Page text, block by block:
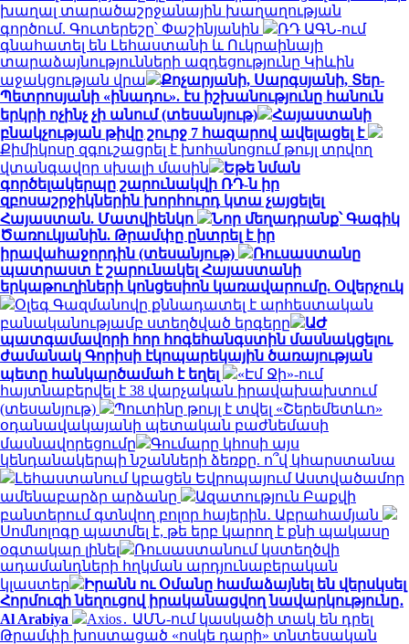
խաղալ տարածաշրջանային խաղաղության
գործում. Գուտերեշը՝ Փաշինյանին
ՌԴ ԱԳՆ-ում
գնահատել են Լեհաստանի և Ուկրաինայի
տարաձայնությունների ազդեցությունը Կիևին
աջակցության վրա
Քոչարյանի, Սարգսյանի, Տեր-
Պետրոսյանի «ինադու». էս իշխանությունը հանուն
երկրի ոչինչ չի անում (տեսանյութ)
Հայաստանի
բնակչության թիվը շուրջ 7 հազարով ավելացել է
Քիմիկոսը զգուշացրել է խոհանոցում թույլ տրվող
վտանգավոր սխալի մասին
Եթե նման
գործելակերպը շարունակվի ՌԴ-ն իր
զբոսաշրջիկներին խորհուրդ կտա չայցելել
Հայաստան. Մատվիենկո
Նոր մեղադրանք՝ Գագիկ
Ծառուկյանին. Թրամփը ընտրել է իր
իրավահաջորդին (տեսանյութ)
Ռուսաստանը
պատրաստ է շարունակել Հայաստանի
երկաթուղիների կոնցեսիոն կառավարումը. Օվերչուկ
Օլեգ Գազմանովը քննադատել է արհեստական
բանականությամբ ստեղծված երգերը
ԱԺ
պատգամավորի հոր հոգեհանգստին մասնակցելու
ժամանակ Գորիսի էկոպարեկային ծառայության
պետը հանկարծամահ է եղել
«Էմ Ջի»-ում
հայտնաբերվել է 38 վարչական իրավախախտում
(տեսանյութ)
Պուտինը թույլ է տվել «Շերեմետևո»
օդանավակայանի պետական բաժնեմասի
մասնավորեցումը
Գումարը կհոսի այս
կենդանակերպի նշանների ձեռքը. ո՞վ կհարստանա
Լեհաստանում կբացեն Եվրոպայում Աստվածամոր
ամենաբարձր արձանը
Ազատություն Բաքվի
բանտերում գտնվող բոլոր հայերին․ Աբրահամյան
Սոմնոլոգը պատմել է, թե երբ կարող է քնի պակասը
օգտակար լինել
Ռուսաստանում կստեղծվի
ադամանդների հղկման արդյունաբերական
կլաստեր
Իրանն ու Օմանը համաձայնել են վերսկսել
Հորմուզի նեղուցով իրականացվող նավարկությունը․
Al Arabiya
Axios․ ԱՄՆ-ում կասկածի տակ են դրել
Թրամփի խոստացած «ոսկե դարի» տնտեսական